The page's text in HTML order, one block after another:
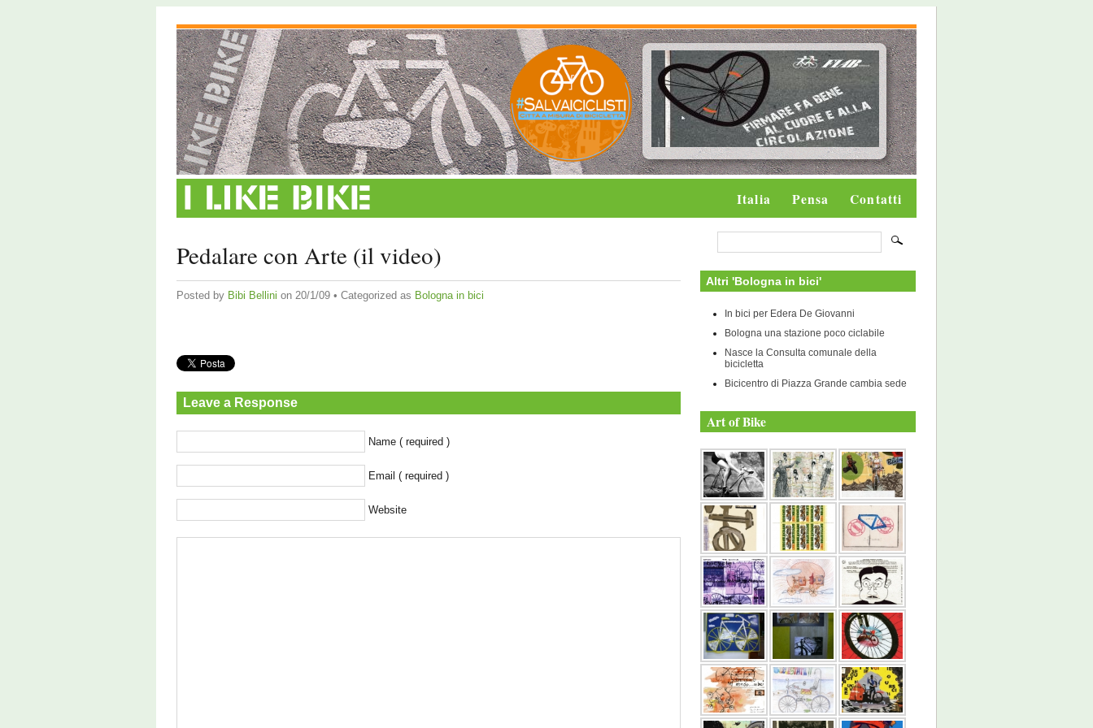
Italia Pensa Contatti
Pedalare con Arte (il video)
Posted by Bibi Bellini on 20/1/09 • Categorized as Bologna in bici
Leave a Response
Name ( required )
Email ( required )
Website
Altri 'Bologna in bici'
In bici per Edera De Giovanni
Bologna una stazione poco ciclabile
Nasce la Consulta comunale della
bicicletta
Bicicentro di Piazza Grande cambia sede
Art of Bike